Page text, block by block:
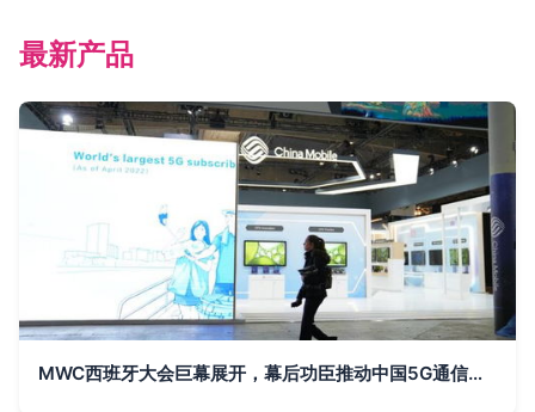
最新产品
MWC西班牙大会巨幕展开，幕后功臣推动中国5G通信技术崛起